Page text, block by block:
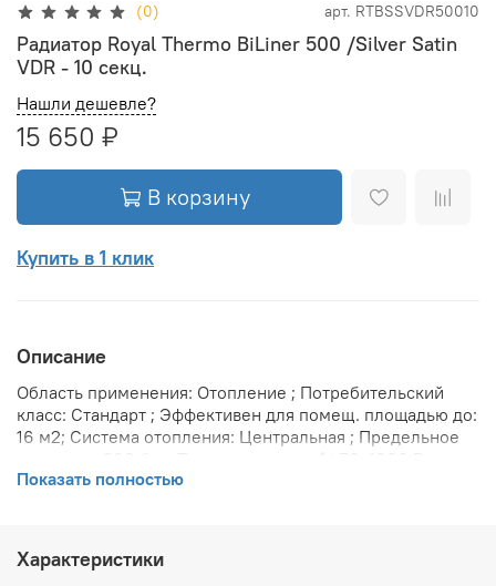
(0) арт. RTBSSVDR50010
Радиатор Royal Thermo BiLiner 500 /Silver Satin
VDR - 10 секц.
Нашли дешевле?
15 650 ₽
В корзину
Купить в 1 клик
Описание
Область применения: Отопление ; Потребительский
класс: Стандарт ; Эффективен для помещ. площадью до:
16 м2; Система отопления: Центральная ; Предельное
Теплоотдача при Δt 60: 1600 Вт; Теплоотдача при Δt 50:
Горизонтальное ; Вид установки (крепления): Настенная
; Макс. температура теплоносителя: 110 °С; Межосевое
Показать полностью
Характеристики